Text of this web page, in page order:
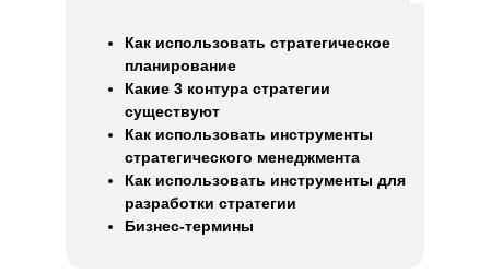
Как использовать стратегическое
планирование
Какие 3 контура стратегии
существуют
Как использовать инструменты
стратегического менеджмента
Как использовать инструменты для
разработки стратегии
Бизнес-термины